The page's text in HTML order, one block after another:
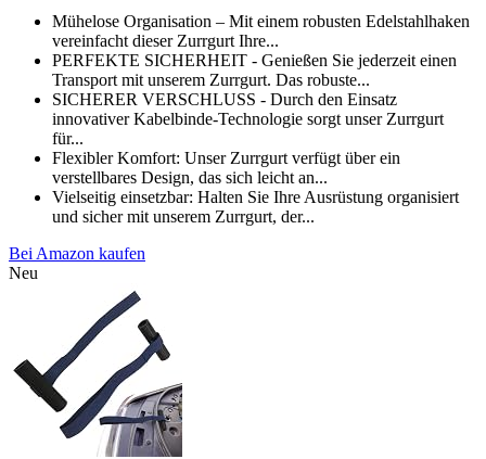
Mühelose Organisation – Mit einem robusten Edelstahlhaken
vereinfacht dieser Zurrgurt Ihre...
PERFEKTE SICHERHEIT - Genießen Sie jederzeit einen
Transport mit unserem Zurrgurt. Das robuste...
SICHERER VERSCHLUSS - Durch den Einsatz
innovativer Kabelbinde-Technologie sorgt unser Zurrgurt
für...
Flexibler Komfort: Unser Zurrgurt verfügt über ein
verstellbares Design, das sich leicht an...
Vielseitig einsetzbar: Halten Sie Ihre Ausrüstung organisiert
und sicher mit unserem Zurrgurt, der...
Bei Amazon kaufen
Neu